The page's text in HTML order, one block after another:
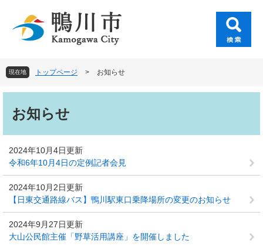
頭
で
す
飛
ば
し
現在地 トップページ > お知らせ
お知らせ
2024年10月4日更新
令和6年10月4日の定例記者会見
2024年10月2日更新
【日東交通路線バス】鴨川駅東口乗降場所の変更のお知らせ
2024年9月27日更新
大山公民館主催「野草活用講座」を開催しました